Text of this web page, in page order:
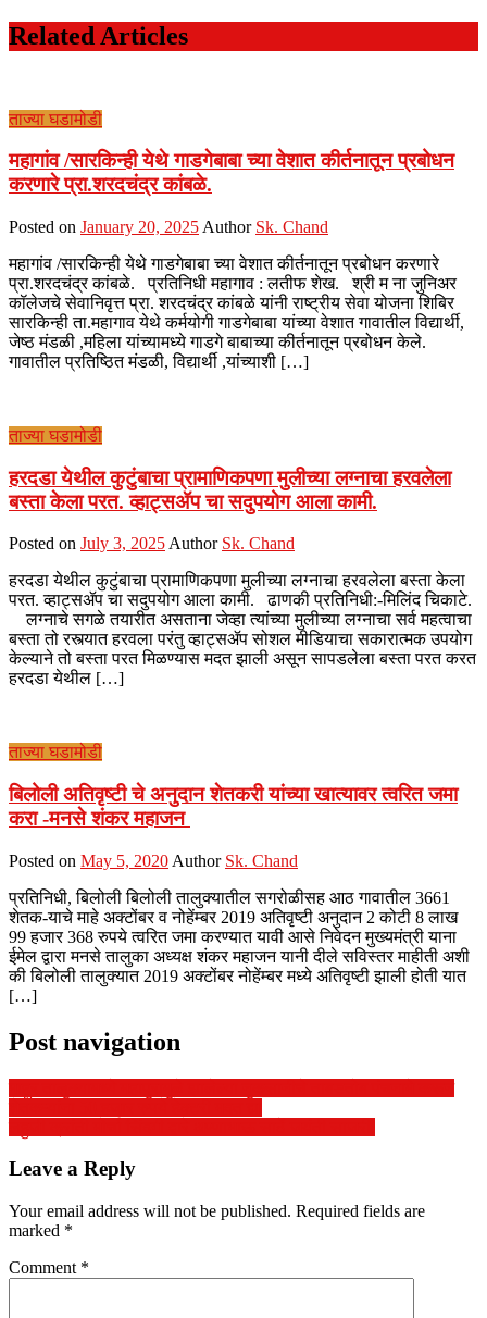
Related Articles
ताज्या घडामोडी
महागांव /सारकिन्ही येथे गाडगेबाबा च्या वेशात कीर्तनातून प्रबोधन
करणारे प्रा.शरदचंद्र कांबळे.
Posted on January 20, 2025 Author Sk. Chand
महागांव /सारकिन्ही येथे गाडगेबाबा च्या वेशात कीर्तनातून प्रबोधन करणारे
प्रा.शरदचंद्र कांबळे. प्रतिनिधी महागाव : लतीफ शेख. श्री म ना जुनिअर
कॉलेजचे सेवानिवृत्त प्रा. शरदचंद्र कांबळे यांनी राष्ट्रीय सेवा योजना शिबिर
सारकिन्ही ता.महागाव येथे कर्मयोगी गाडगेबाबा यांच्या वेशात गावातील विद्यार्थी,
जेष्ठ मंडळी ,महिला यांच्यामध्ये गाडगे बाबाच्या कीर्तनातून प्रबोधन केले.
गावातील प्रतिष्ठित मंडळी, विद्यार्थी ,यांच्याशी […]
ताज्या घडामोडी
हरदडा येथील कुटुंबाचा प्रामाणिकपणा मुलीच्या लग्नाचा हरवलेला
बस्ता केला परत. व्हाट्सॲप चा सदुपयोग आला कामी.
Posted on July 3, 2025Author Sk. Chand
हरदडा येथील कुटुंबाचा प्रामाणिकपणा मुलीच्या लग्नाचा हरवलेला बस्ता केला
परत. व्हाट्सॲप चा सदुपयोग आला कामी. ढाणकी प्रतिनिधी:-मिलिंद चिकाटे.
लग्नाचे सगळे तयारीत असताना जेव्हा त्यांच्या मुलीच्या लग्नाचा सर्व महत्वाचा
बस्ता तो रस्त्यात हरवला परंतु व्हाट्सॲप सोशल मीडियाचा सकारात्मक उपयोग
केल्याने तो बस्ता परत मिळण्यास मदत झाली असून सापडलेला बस्ता परत करत
हरदडा येथील […]
ताज्या घडामोडी
बिलोली अतिवृष्टी चे अनुदान शेतकरी यांच्या खात्यावर त्वरित जमा
करा -मनसे शंकर महाजन
Posted on May 5, 2020 Author Sk. Chand
प्रतिनिधी, बिलोली बिलोली तालुक्यातील सगरोळीसह आठ गावातील 3661
शेतक-याचे माहे अक्टोंबर व नोहेंम्बर 2019 अतिवृष्टी अनुदान 2 कोटी 8 लाख
99 हजार 368 रुपये त्वरित जमा करण्यात यावी आसे निवेदन मुख्यमंत्री याना
ईमेल द्वारा मनसे तालुका अध्यक्ष शंकर महाजन यानी दीले सविस्तर माहीती अशी
की बिलोली तालुक्यात 2019 अक्टोंबर नोहेंम्बर मध्ये अतिवृष्टी झाली होती यात
[…]
Post navigation
Leave a Reply
Your email address will not be published. Required fields are
marked *
Comment *